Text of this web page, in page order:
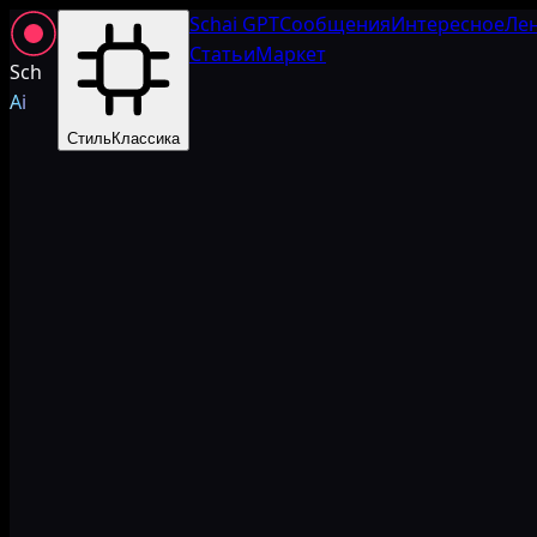
Sch
Ai
СтильКлассика
Schai GPTСообщенияИнтересное
СтатьиМаркет